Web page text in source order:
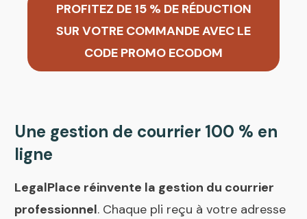
PROFITEZ DE 15 % DE RÉDUCTION
SUR VOTRE COMMANDE AVEC LE
CODE PROMO ECODOM
Une gestion de courrier 100 % en
ligne
LegalPlace réinvente la gestion du courrier
professionnel. Chaque pli reçu à votre adresse